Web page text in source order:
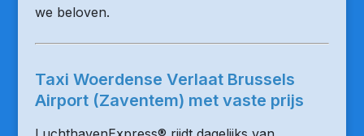
we beloven.
Taxi Woerdense Verlaat Brussels
Airport (Zaventem) met vaste prijs